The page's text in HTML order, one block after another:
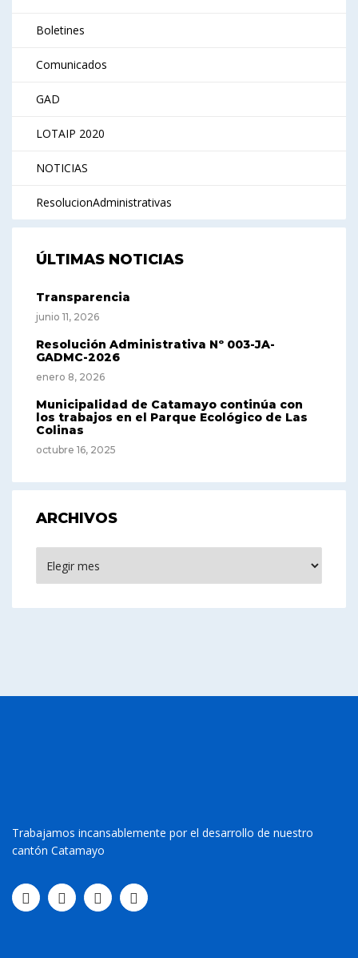
Boletines
Comunicados
GAD
LOTAIP 2020
NOTICIAS
ResolucionAdministrativas
ÚLTIMAS NOTICIAS
Transparencia
junio 11, 2026
Resolución Administrativa Nº 003-JA-
GADMC-2026
enero 8, 2026
Municipalidad de Catamayo continúa con
los trabajos en el Parque Ecológico de Las
Colinas
octubre 16, 2025
ARCHIVOS
Trabajamos incansablemente por el desarrollo de nuestro
cantón Catamayo